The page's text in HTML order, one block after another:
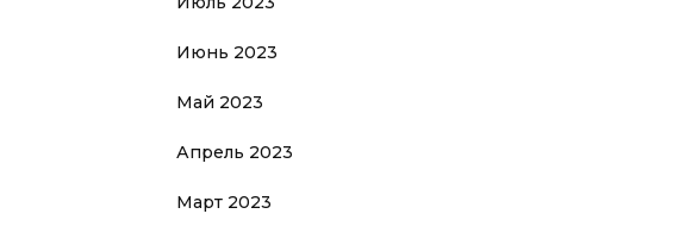
Июнь 2023
Май 2023
Апрель 2023
Март 2023